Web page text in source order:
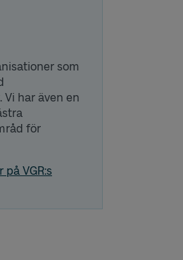
som
har även en
för
VGR:s